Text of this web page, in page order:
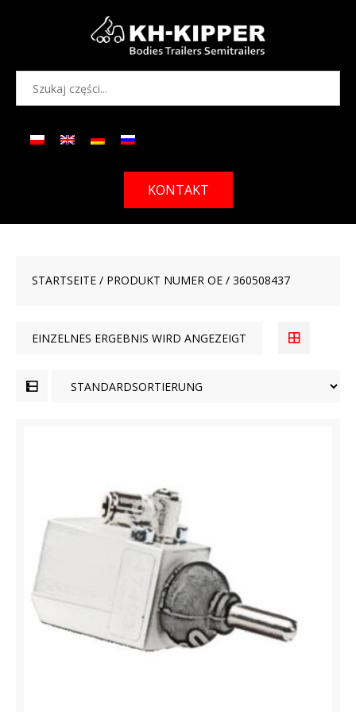
KONTAKT
STARTSEITE / PRODUKT NUMER OE / 360508437
EINZELNES ERGEBNIS WIRD ANGEZEIGT